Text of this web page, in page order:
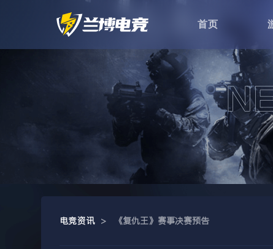
首页
电竞资讯 > 《复仇王》赛事决赛预告